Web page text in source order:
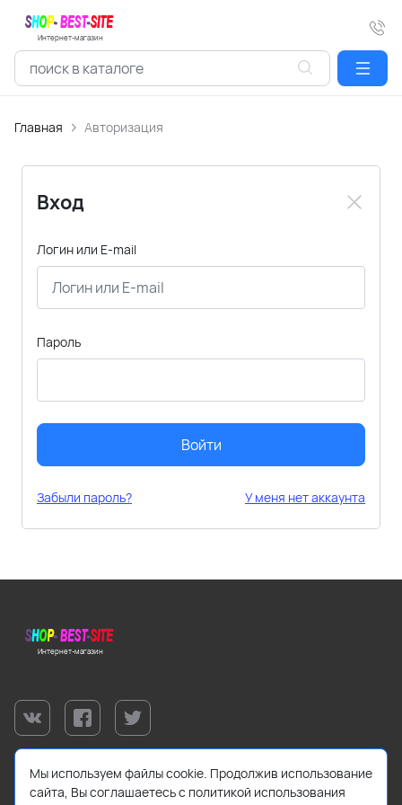
Интернет-магазин
Главная Авторизация
Вход
Логин или E-mail
Пароль
Войти
Забыли пароль? У меня нет аккаунта
Интернет-магазин
Мы используем файлы cookie. Продолжив использование
сайта, Вы соглашаетесь с политикой использования